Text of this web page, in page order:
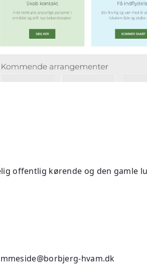
offentlig kørende og den gamle
hvam.dk